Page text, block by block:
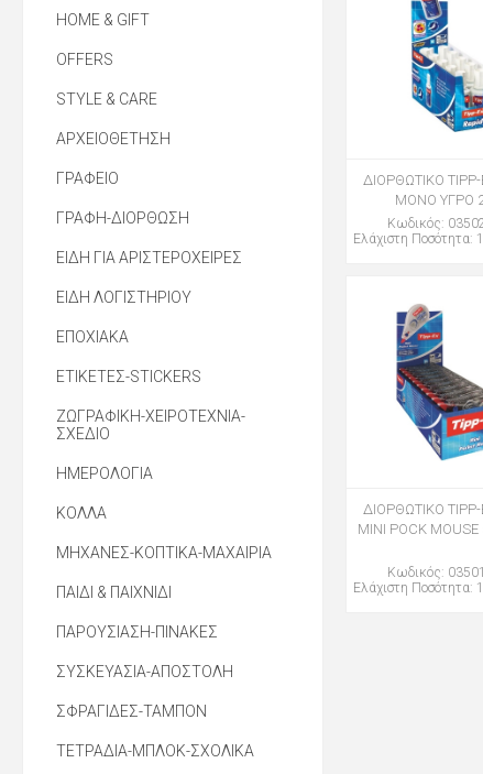
ΔΙΟΡΘΩΤΙΚΟ TIPP-
ΜΟΝΟ ΥΓΡΟ
Κωδικός:
Ελάχιστη Ποσότητα:
ΔΙΟΡΘΩΤΙΚΟ TIPP-
MINI POCK
Κωδικός:
Ελάχιστη Ποσότητα:
HOME & GIFT
OFFERS
STYLE & CARE
ΑΡΧΕΙΟΘΕΤΗΣΗ
ΓΡΑΦΕΙΟ
ΓΡΑΦΗ-ΔΙΟΡΘΩΣΗ
ΕΙΔΗ ΓΙΑ ΑΡΙΣΤΕΡΟΧΕΙΡΕΣ
ΕΙΔΗ ΛΟΓΙΣΤΗΡΙΟΥ
ΕΠΟΧΙΑΚΑ
ΕΤΙΚΕΤΕΣ-STICKERS
ΖΩΓΡΑΦΙΚΗ-ΧΕΙΡΟΤΕΧΝΙΑ-
ΣΧΕΔΙΟ
ΗΜΕΡΟΛΟΓΙΑ
ΚΟΛΛΑ
ΜΗΧΑΝΕΣ-ΚΟΠΤΙΚΑ-ΜΑΧΑΙΡΙΑ
ΠΑΙΔΙ & ΠΑΙΧΝΙΔΙ
ΠΑΡΟΥΣΙΑΣΗ-ΠΙΝΑΚΕΣ
ΣΥΣΚΕΥΑΣΙΑ-ΑΠΟΣΤΟΛΗ
ΣΦΡΑΓΙΔΕΣ-ΤΑΜΠΟΝ
ΤΕΤΡΑΔΙΑ-ΜΠΛΟΚ-ΣΧΟΛΙΚΑ